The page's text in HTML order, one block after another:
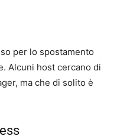
per lo spostamento
Alcuni host cercano di
ma che di solito è